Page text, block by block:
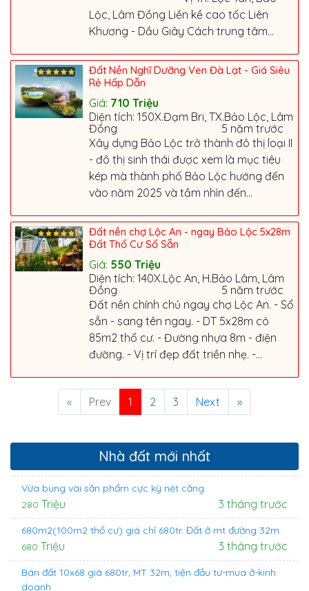
Lộc, Lâm Đồng Liền kề cao tốc Liên
Khương - Dầu Giây Cách trung tâm...
Đất Nền Nghĩ Dưỡng Ven Đà Lạt - Giá Siêu
Rẻ Hấp Dẫn
Giá: 710 Triệu
Diện tích: 150X.Đạm Bri, TX.Bảo Lộc, Lâm
Đồng
5 năm trước
Xây dựng Bảo Lộc trở thành đô thị loại II
- đô thị sinh thái được xem là mục tiêu
kép mà thành phố Bảo Lộc hướng đến
vào năm 2025 và tầm nhìn đến...
Đất nền chợ Lộc An - ngay Bảo Lộc 5x28m
Đất Thổ Cư Sổ Sẵn
Giá: 550 Triệu
Diện tích: 140X.Lộc An, H.Bảo Lâm, Lâm
Đồng
5 năm trước
Đất nền chính chủ ngay chợ Lộc An. - Sổ
sẳn - sang tên ngay. - DT 5x28m có
85m2 thổ cư. - Đường nhựa 8m - điện
đường. - Vị trí đẹp đất triền nhẹ. -...
« Prev 1 2 3 Next »
Nhà đất mới nhất
Vừa bung vài săn phẩm cực kỳ nét căng
280 Triệu 3 tháng trước
680m2(100m2 thổ cư) giá chỉ 680tr. Đất ở mt đường 32m
680 Triệu 3 tháng trước
Bán đất 10x68 giá 680tr, MT 32m, tiện đầu tư-mua ở-kinh
doanh